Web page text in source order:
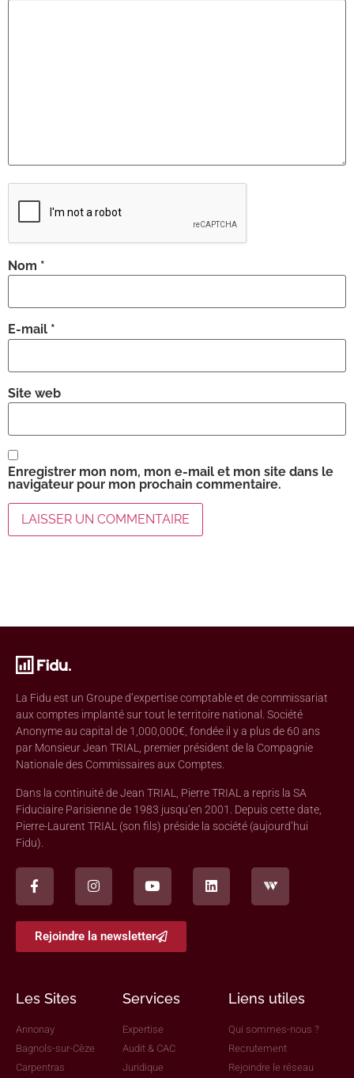
Nom *
E-mail *
Site web
Enregistrer mon nom, mon e-mail et mon site dans le
navigateur pour mon prochain commentaire.
La Fidu est un Groupe d’expertise comptable et de commissariat
aux comptes implanté sur tout le territoire national. Société
Anonyme au capital de 1,000,000€, fondée il y a plus de 60 ans
par Monsieur Jean TRIAL, premier président de la Compagnie
Nationale des Commissaires aux Comptes.
Dans la continuité de Jean TRIAL, Pierre TRIAL a repris la SA
Fiduciaire Parisienne de 1983 jusqu’en 2001. Depuis cette date,
Pierre-Laurent TRIAL (son fils) préside la société (aujourd’hui
Fidu).
Rejoindre la newsletter
Les Sites
Annonay
Bagnols-sur-Cèze
Carpentras
Services
Expertise
Audit & CAC
Juridique
Liens utiles
Qui sommes-nous ?
Recrutement
Rejoindre le réseau